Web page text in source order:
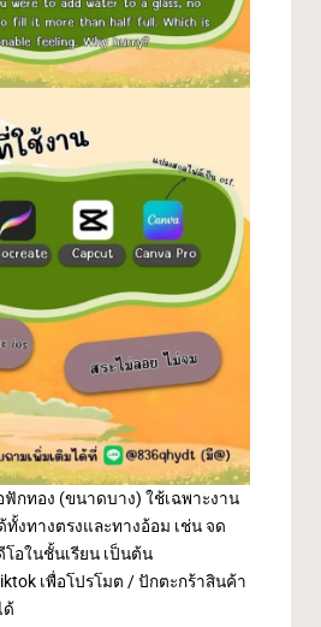
กทอง (ขนาดบาง) ใช้เฉพาะงาน
ทั้งทางตรงและทางอ้อม เช่น จด
อในชั้นเรียน เป็นต้น
เพื่อโปรโมต / ปักตะกร้าสินค้า
ด้